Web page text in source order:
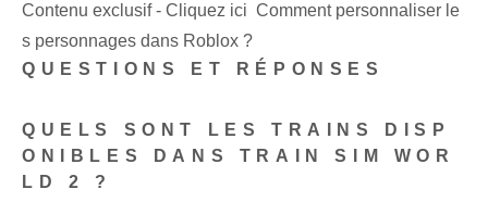
Contenu exclusif - Cliquez ici Comment personnaliser le
s personnages dans Roblox ?
QUESTIONS ET RÉPONSES
QUELS SONT LES TRAINS DISP
ONIBLES DANS TRAIN SIM WOR
LD​ 2 ?